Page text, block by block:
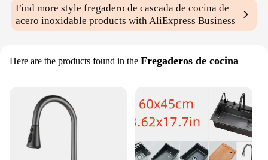
Find more stylefregadero de cascada de cocina de
acero inoxidable products with AliExpress Business
Here are the products found in the Fregaderos de cocina